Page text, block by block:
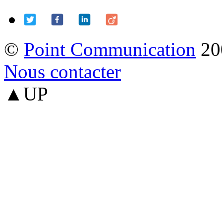
© Point Communication
Nous contacter
▲UP